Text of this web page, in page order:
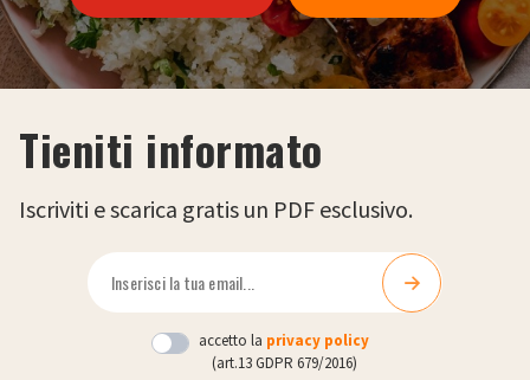
Tieniti informato
Iscriviti e scarica gratis un PDF esclusivo.
accetto la privacy policy
(art.13 GDPR 679/2016)